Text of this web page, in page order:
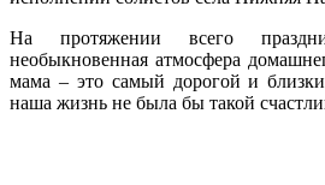
На протяжении всего
необыкновенная атмосфера
мама – это самый дорогой и
наша жизнь не была бы такой